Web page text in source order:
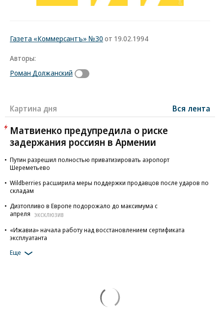
Газета «Коммерсантъ» №30 от 19.02.1994
Авторы:
Роман Должанский
Картина дня Вся лента
Матвиенко предупредила о риске
задержания россиян в Армении
Путин разрешил полностью приватизировать аэропорт
Шереметьево
Wildberries расширила меры поддержки продавцов после ударов по
складам
Дизтопливо в Европе подорожало до максимума с
апреля
ЭКСКЛЮЗИВ
«Ижавиа» начала работу над восстановлением сертификата
эксплуатанта
Еще